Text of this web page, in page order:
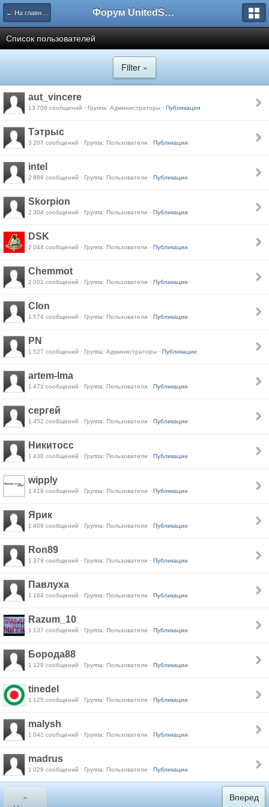
← На главную Форум UnitedSouth
Список пользователей
Filter »
aut_vincere
13 709 сообщений · Группа: Администраторы · Публикации
Тэтрыс
3 207 сообщений · Группа: Пользователи · Публикации
intel
2 889 сообщений · Группа: Пользователи · Публикации
Skorpion
2 304 сообщений · Группа: Пользователи · Публикации
DSK
2 044 сообщений · Группа: Пользователи · Публикации
Chemmot
2 001 сообщений · Группа: Пользователи · Публикации
Clon
1 574 сообщений · Группа: Пользователи · Публикации
PN
1 527 сообщений · Группа: Администраторы · Публикации
artem-lma
1 471 сообщений · Группа: Пользователи · Публикации
сергей
1 452 сообщений · Группа: Пользователи · Публикации
Никитосс
1 430 сообщений · Группа: Пользователи · Публикации
wipply
1 419 сообщений · Группа: Пользователи · Публикации
Ярик
1 409 сообщений · Группа: Пользователи · Публикации
Ron89
1 379 сообщений · Группа: Пользователи · Публикации
Павлуха
1 164 сообщений · Группа: Пользователи · Публикации
Razum_10
1 137 сообщений · Группа: Пользователи · Публикации
Борода88
1 129 сообщений · Группа: Пользователи · Публикации
tinedel
1 125 сообщений · Группа: Пользователи · Публикации
malysh
1 041 сообщений · Группа: Пользователи · Публикации
madrus
1 029 сообщений · Группа: Пользователи · Публикации
«
Вперед